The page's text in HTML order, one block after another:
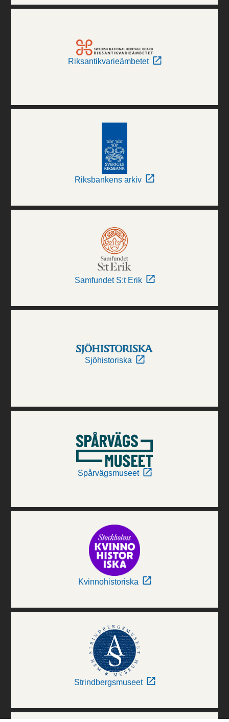
Riksantikvarieämbetet
Riksbankens arkiv
Samfundet S:t Erik
Sjöhistoriska
Spårvägsmuseet
Kvinnohistoriska
Strindbergsmuseet